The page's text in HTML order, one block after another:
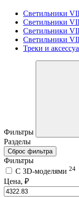
Светильники
Светильники
Светильники
Светильники
Треки и
Фильтры
Разделы
Сброс фильтра
Фильтры
C 3D-моделями 24
Цена, ₽